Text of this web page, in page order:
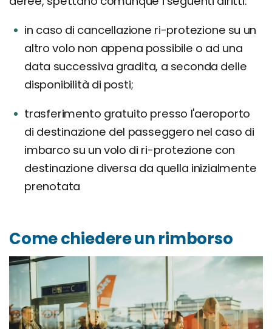
in caso di cancellazione ri-protezione su un
altro volo non appena possibile o ad una
data successiva gradita, a seconda delle
disponibilità di posti;
trasferimento gratuito presso l'aeroporto
di destinazione del passeggero nel caso di
imbarco su un volo di ri-protezione con
destinazione diversa da quella inizialmente
prenotata
Come chiedere un rimborso